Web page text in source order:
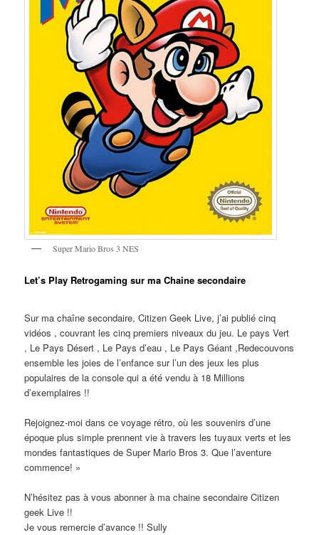
Super Mario Bros 3 NES
Let’s Play Retrogaming sur ma Chaine secondaire
Sur ma chaîne secondaire, Citizen Geek Live, j’ai publié cinq
vidéos , couvrant les cinq premiers niveaux du jeu. Le pays Vert
, Le Pays Désert , Le Pays d’eau , Le Pays Géant ,Redecouvons
ensemble les joies de l’enfance sur l’un des jeux les plus
populaires de la console qui a été vendu à 18 Millions
d’exemplaires !!
Rejoignez-moi dans ce voyage rétro, où les souvenirs d’une
époque plus simple prennent vie à travers les tuyaux verts et les
mondes fantastiques de Super Mario Bros 3. Que l’aventure
commence! »
N’hésitez pas à vous abonner à ma chaine secondaire Citizen
geek Live !!
Je vous remercie d’avance !! Sully